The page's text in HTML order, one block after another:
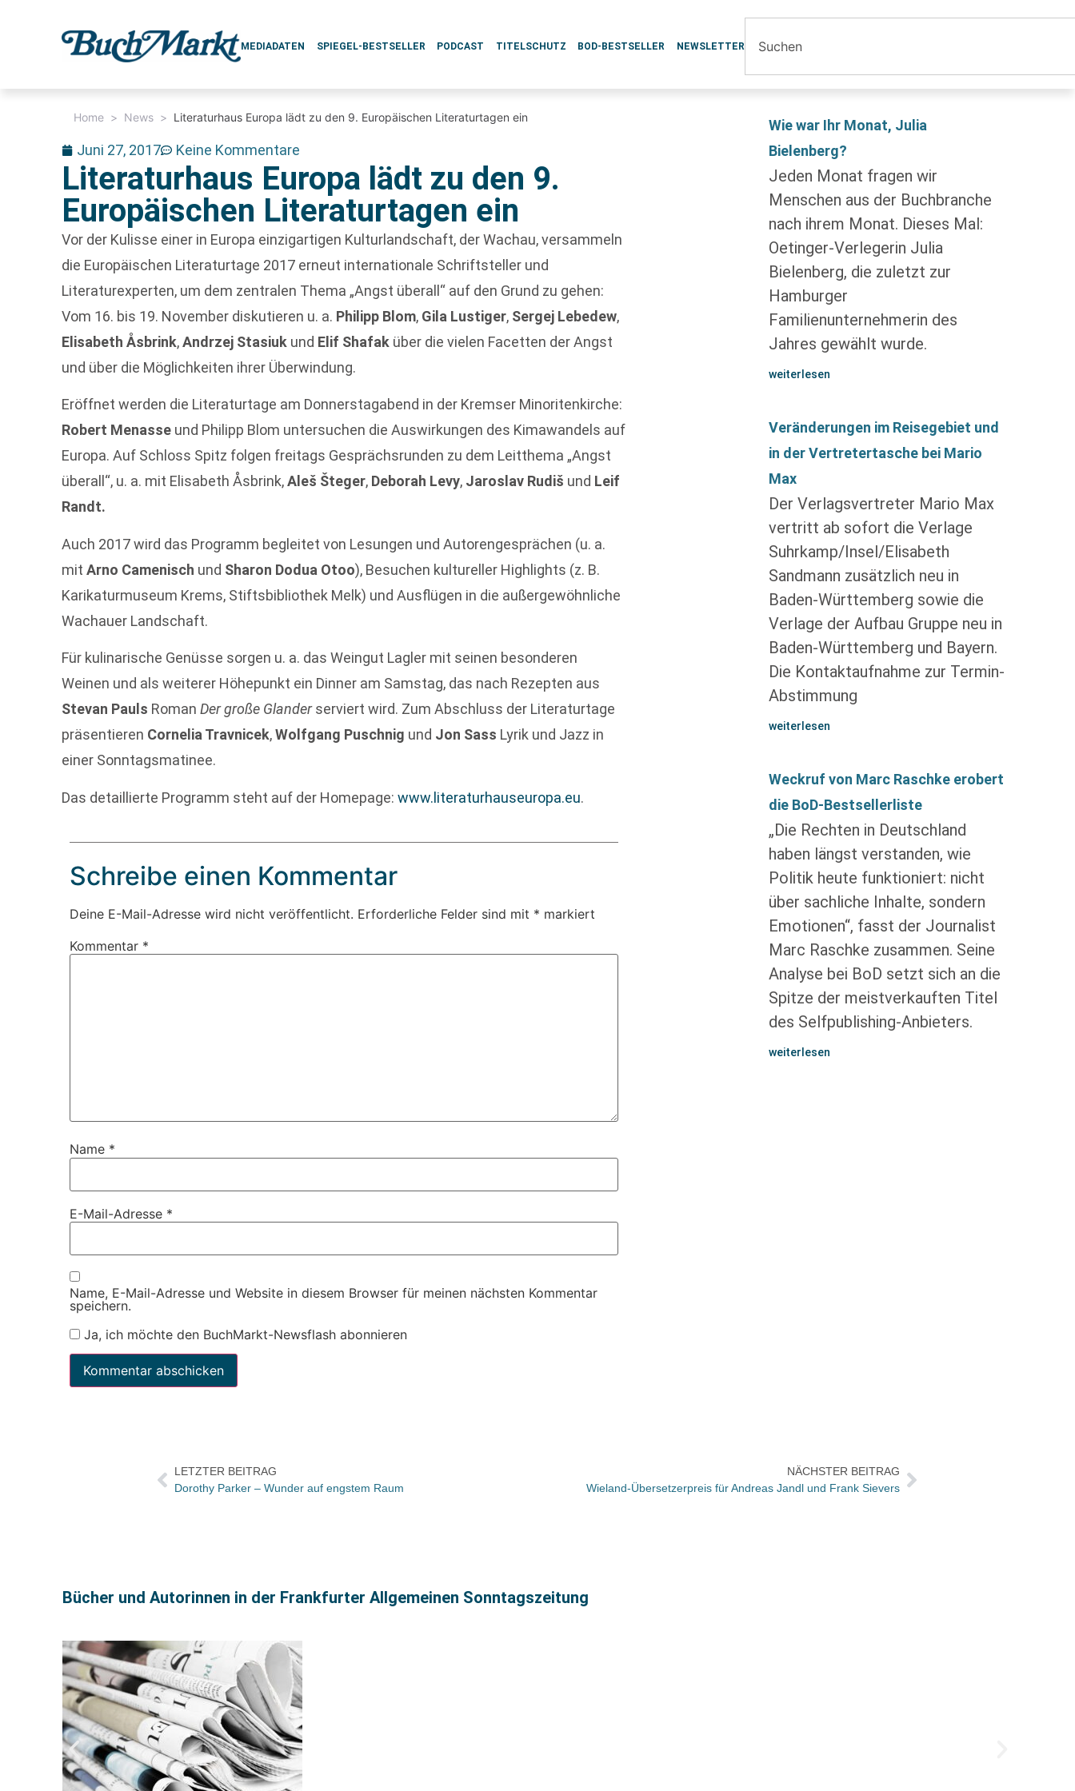
MEDIADATEN SPIEGEL-BESTSELLER PODCAST TITELSCHUTZ BOD-BESTSELLER NEWSLETTER
Home > News > Literaturhaus Europa lädt zu den 9. Europäischen Literaturtagen ein
Juni 27, 2017 Keine Kommentare
Literaturhaus Europa lädt zu den 9.
Europäischen Literaturtagen ein
Vor der Kulisse einer in Europa einzigartigen Kulturlandschaft, der Wachau, versammeln
die Europäischen Literaturtage 2017 erneut internationale Schriftsteller und
Literaturexperten, um dem zentralen Thema „Angst überall“ auf den Grund zu gehen:
Vom 16. bis 19. November diskutieren u. a. Philipp Blom, Gila Lustiger, Sergej Lebedew,
Elisabeth Åsbrink,Andrzej Stasiuk und Elif Shafak über die vielen Facetten der Angst
und über die Möglichkeiten ihrer Überwindung.
Eröffnet werden die Literaturtage am Donnerstagabend in der Kremser Minoritenkirche:
Robert Menasse und Philipp Blom untersuchen die Auswirkungen des Kimawandels auf
Europa. Auf Schloss Spitz folgen freitags Gesprächsrunden zu dem Leitthema „Angst
überall“, u. a. mit Elisabeth Åsbrink,Aleš Šteger, Deborah Levy, Jaroslav Rudiš und Leif
Randt.
Auch 2017 wird das Programm begleitet von Lesungen und Autorengesprächen (u. a.
mitArno Camenisch und Sharon Dodua Otoo), Besuchen kultureller Highlights (z. B.
Karikaturmuseum Krems, Stiftsbibliothek Melk) und Ausflügen in die außergewöhnliche
Wachauer Landschaft.
Für kulinarische Genüsse sorgen u. a. das Weingut Lagler mit seinen besonderen
Weinen und als weiterer Höhepunkt ein Dinner am Samstag, das nach Rezepten aus
Stevan Pauls RomanDer große Glanderserviert wird. Zum Abschluss der Literaturtage
präsentieren Cornelia Travnicek,Wolfgang Puschnig und Jon Sass Lyrik und Jazz in
einer Sonntagsmatinee.
Das detaillierte Programm steht auf der Homepage:www.literaturhauseuropa.eu.
Schreibe einen Kommentar
Deine E-Mail-Adresse wird nicht veröffentlicht. Erforderliche Felder sind mit * markiert
Kommentar *
Name *
E-Mail-Adresse *
Name, E-Mail-Adresse und Website in diesem Browser für meinen nächsten Kommentar
speichern.
Ja, ich möchte den BuchMarkt-Newsflash abonnieren
Wie war Ihr Monat, Julia
Bielenberg?
Jeden Monat fragen wir
Menschen aus der Buchbranche
nach ihrem Monat. Dieses Mal:
Oetinger-Verlegerin Julia
Bielenberg, die zuletzt zur
Hamburger
Familienunternehmerin des
Jahres gewählt wurde.
weiterlesen
Veränderungen im Reisegebiet und
in der Vertretertasche bei Mario
Max
Der Verlagsvertreter Mario Max
vertritt ab sofort die Verlage
Suhrkamp/Insel/Elisabeth
Sandmann zusätzlich neu in
Baden-Württemberg sowie die
Verlage der Aufbau Gruppe neu in
Baden-Württemberg und Bayern.
Die Kontaktaufnahme zur Termin-
Abstimmung
weiterlesen
Weckruf von Marc Raschke erobert
die BoD-Bestsellerliste
„Die Rechten in Deutschland
haben längst verstanden, wie
Politik heute funktioniert: nicht
über sachliche Inhalte, sondern
Emotionen“, fasst der Journalist
Marc Raschke zusammen. Seine
Analyse bei BoD setzt sich an die
Spitze der meistverkauften Titel
des Selfpublishing-Anbieters.
weiterlesen
LETZTER BEITRAG
Dorothy Parker – Wunder auf engstem Raum
NÄCHSTER BEITRAG
Wieland-Übersetzerpreis für Andreas Jandl und Frank Sievers
Bücher und Autorinnen in der Frankfurter Allgemeinen Sonntagszeitung